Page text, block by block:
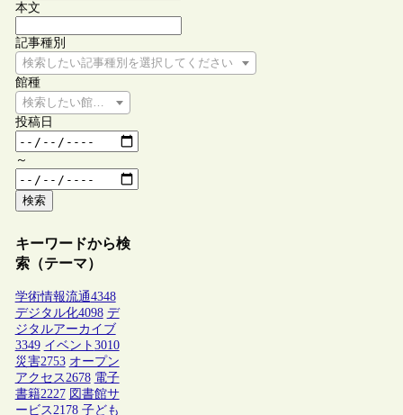
本文
記事種別
検索したい記事種別を選択してください
館種
検索したい館種を選択してください
投稿日
～
検索
キーワードから検
索（テーマ）
学術情報流通4348
デジタル化4098 デ
ジタルアーカイブ
3349 イベント 3010
災害2753 オープン
アクセス 2678 電子
書籍2227 図書館サ
ービス 2178 子ども